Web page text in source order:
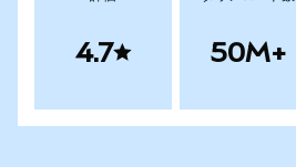
4.7 50M+